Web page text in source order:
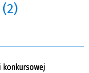
konkursowej